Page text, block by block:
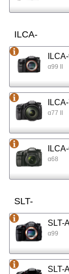
ILCA-
α99 II
α77 II
α68
SLT-
SLT-
α99
SLT-